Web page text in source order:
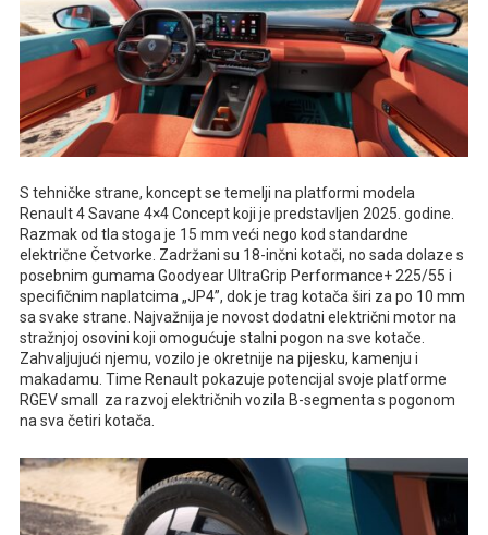
S tehničke strane, koncept se temelji na platformi modela
Renault 4 Savane 4×4 Concept koji je predstavljen 2025. godine.
Razmak od tla stoga je 15 mm veći nego kod standardne
električne Četvorke. Zadržani su 18-inčni kotači, no sada dolaze s
posebnim gumama Goodyear UltraGrip Performance+ 225/55 i
specifičnim naplatcima „JP4”, dok je trag kotača širi za po 10 mm
sa svake strane. Najvažnija je novost dodatni električni motor na
stražnjoj osovini koji omogućuje stalni pogon na sve kotače.
Zahvaljujući njemu, vozilo je okretnije na pijesku, kamenju i
makadamu. Time Renault pokazuje potencijal svoje platforme
RGEV small za razvoj električnih vozila B-segmenta s pogonom
na sva četiri kotača.